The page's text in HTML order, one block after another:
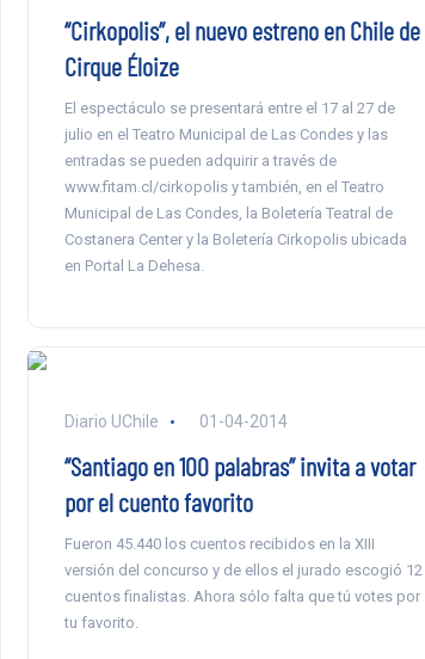
“Cirkopolis”, el nuevo estreno en Chile de
Cirque Éloize
El espectáculo se presentará entre el 17 al 27 de
julio en el Teatro Municipal de Las Condes y las
entradas se pueden adquirir a través de
www.fitam.cl/cirkopolis y también, en el Teatro
Municipal de Las Condes, la Boletería Teatral de
Costanera Center y la Boletería Cirkopolis ubicada
en Portal La Dehesa.
Diario UChile 01-04-2014
“Santiago en 100 palabras” invita a votar
por el cuento favorito
Fueron 45.440 los cuentos recibidos en la XIII
versión del concurso y de ellos el jurado escogió 12
cuentos finalistas. Ahora sólo falta que tú votes por
tu favorito.